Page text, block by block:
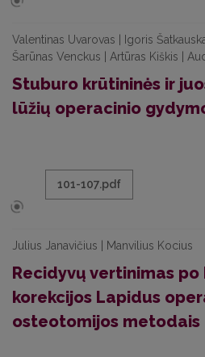
Valentinas Uvarovas | Igoris
Šarūnas Venckus | Artūras Kiškis |
Stuburo krūtininės ir
lūžių operacinio
101-107.pdf
Julius Janavičius | Manvilius Kocius
Recidyvų vertinimas
korekcijos Lapidus
osteotomijos metodais